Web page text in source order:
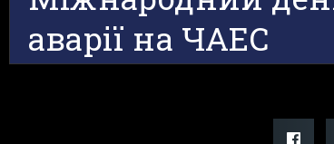
аварії на ЧАЕС